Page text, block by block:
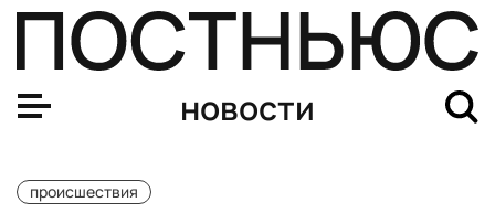
новости
происшествия
В Запорожской области более 17 тыс. человек